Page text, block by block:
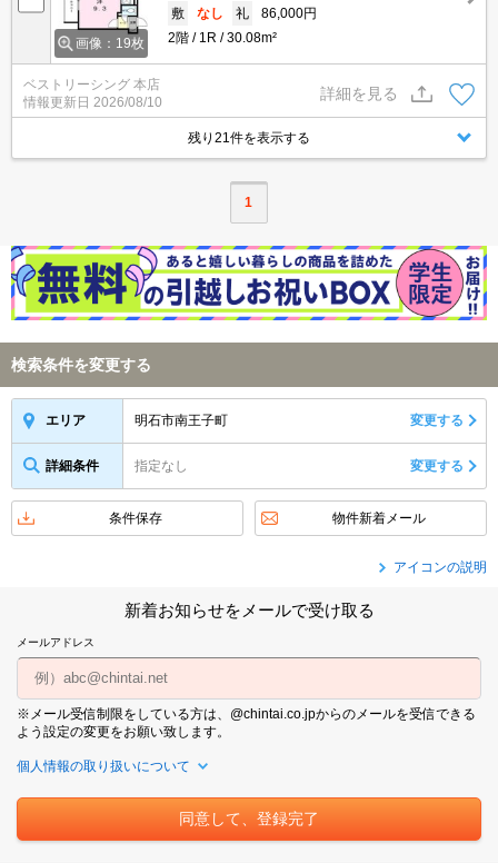
画像：19枚
敷
なし 礼
86,000円
2階
1R 30.08m²
ベストリーシング 本店
情報更新日 2026/08/10
詳細を見る
残り21件を表示する
1
検索条件を変更する
エリア 明石市南王子町 変更する
詳細条件 指定なし 変更する
条件保存 物件新着メール
アイコンの説明
新着お知らせをメールで受け取る
メールアドレス
※メール受信制限をしている方は、@chintai.co.jpからのメールを受信できる
よう設定の変更をお願い致します。
個人情報の取り扱いについて